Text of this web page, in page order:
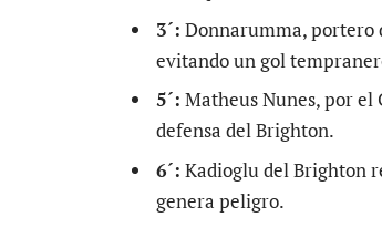
3´: Donnarumma, portero
evitando un gol
5´: Matheus Nunes, por el
defensa del Brighton.
6´: Kadioglu del Brighton
genera peligro.